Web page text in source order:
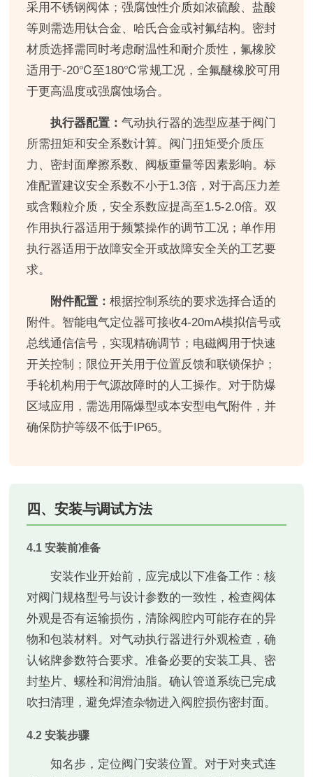
采用不锈钢阀体；强腐蚀性介质如浓硫酸、盐酸
等则需选用钛合金、哈氏合金或衬氟结构。密封
材质选择需同时考虑耐温性和耐介质性，氟橡胶
适用于-20℃至180℃常规工况，全氟醚橡胶可用
于更高温度或强腐蚀场合。
执行器配置：气动执行器的选型应基于阀门
所需扭矩和安全系数计算。阀门扭矩受介质压
力、密封面摩擦系数、阀板重量等因素影响。标
准配置建议安全系数不小于1.3倍，对于高压力差
或含颗粒介质，安全系数应提高至1.5-2.0倍。双
作用执行器适用于频繁操作的调节工况；单作用
执行器适用于故障安全开或故障安全关的工艺要
求。
附件配置：根据控制系统的要求选择合适的
附件。智能电气定位器可接收4-20mA模拟信号或
总线通信信号，实现精确调节；电磁阀用于快速
开关控制；限位开关用于位置反馈和联锁保护；
手轮机构用于气源故障时的人工操作。对于防爆
区域应用，需选用隔爆型或本安型电气附件，并
确保防护等级不低于IP65。
四、安装与调试方法
4.1 安装前准备
安装作业开始前，应完成以下准备工作：核
对阀门规格型号与设计参数的一致性，检查阀体
外观是否有运输损伤，清除阀腔内可能存在的异
物和包装材料。对气动执行器进行外观检查，确
认铭牌参数符合要求。准备必要的安装工具、密
封垫片、螺栓和润滑油脂。确认管道系统已完成
吹扫清理，避免焊渣杂物进入阀腔损伤密封面。
4.2 安装步骤
知名步，定位阀门安装位置。对于对夹式连